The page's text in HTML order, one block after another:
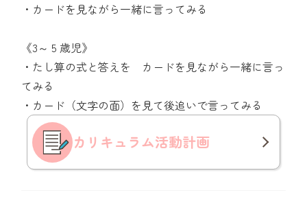
・カードを見ながら一緒に言ってみる
《3～ 5 歳児》
・たし算の式と答えを カードを見ながら一緒に言っ
てみる
・カード（文字の面）を見て後追いで言ってみる
カリキュラム活動計画